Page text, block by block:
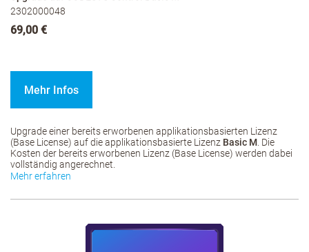
2302000048
69,00 €
Mehr Infos
Upgrade einer bereits erworbenen applikationsbasierten Lizenz
(Base License) auf die applikationsbasierte Lizenz Basic M . Die
Kosten der bereits erworbenen Lizenz (Base License) werden dabei
vollständig angerechnet.
Mehr erfahren